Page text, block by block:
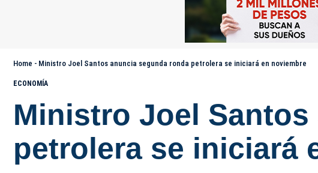
Home - Ministro Joel Santos anuncia segunda ronda petrolera se iniciará en noviembre
ECONOMÍA
Ministro Joel
petrolera se iniciará